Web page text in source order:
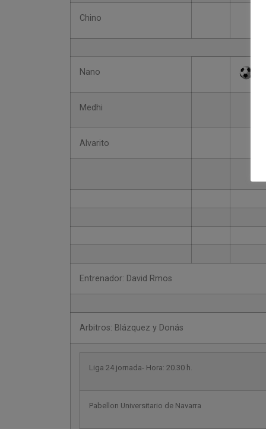
Chino
Nano
Medhi
Alvarito
Entrenador: David Rmos
Arbitros: Blázquez y Donás
Liga 24 jornada- Hora: 20.30 h.
Pabellon Universitario de Navarra